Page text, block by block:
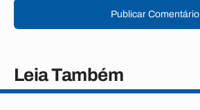
Publicar Comentário
Leia Também